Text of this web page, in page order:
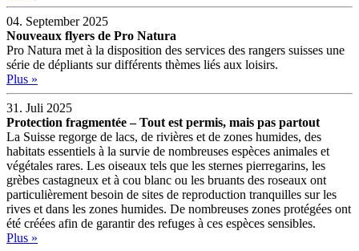
04. September 2025
Nouveaux flyers de Pro Natura
Pro Natura met à la disposition des services des rangers suisses une
série de dépliants sur différents thèmes liés aux loisirs.
Plus »
31. Juli 2025
Protection fragmentée – Tout est permis, mais pas partout
La Suisse regorge de lacs, de rivières et de zones humides, des
habitats essentiels à la survie de nombreuses espèces animales et
végétales rares. Les oiseaux tels que les sternes pierregarins, les
grèbes castagneux et à cou blanc ou les bruants des roseaux ont
particulièrement besoin de sites de reproduction tranquilles sur les
rives et dans les zones humides. De nombreuses zones protégées ont
été créées afin de garantir des refuges à ces espèces sensibles.
Plus »